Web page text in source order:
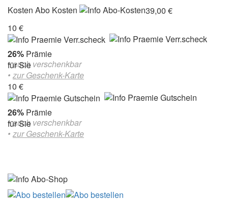
Kosten Abo Kosten
39,00 €
10 €
26% Prämie
für Sie
• auch verschenkbar
• zur Geschenk-Karte
10 €
26% Prämie
für Sie
• auch verschenkbar
• zur Geschenk-Karte